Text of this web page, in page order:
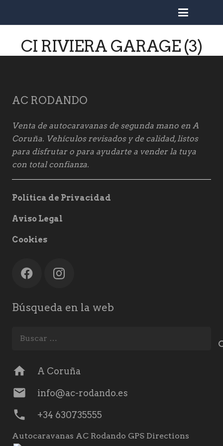
CI RIVIERA GARAGE (3)
AC RODANDO
Venta de autocaravanas de segunda mano en A
Coruña. Vehículos revisados y de calidad, listos
para disfrutar o para ayudarte a vender la tuya
con total confianza.
Política de Privacidad
Aviso Legal
Cookies
Búsqueda en la web
home A Coruña
mail info@ac-rodando.es
phone +34 630735555
Autocaravanas AC Rodando GPS Directions